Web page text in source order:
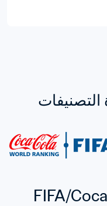
التصنيفات